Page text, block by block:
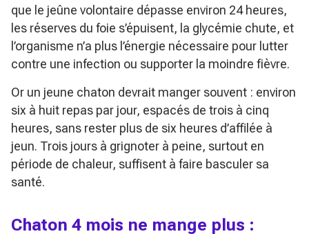
que le jeûne volontaire dépasse environ 24 heures,
les réserves du foie s’épuisent, la glycémie chute, et
l’organisme n’a plus l’énergie nécessaire pour lutter
contre une infection ou supporter la moindre fièvre.
Or un jeune chaton devrait manger souvent : environ
six à huit repas par jour, espacés de trois à cinq
heures, sans rester plus de six heures d’affilée à
jeun. Trois jours à grignoter à peine, surtout en
période de chaleur, suffisent à faire basculer sa
santé.
Chaton 4 mois ne mange plus :